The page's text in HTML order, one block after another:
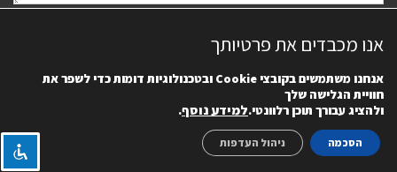
הפרטיותשל האתר. ידוע לי שאוכל לבטל את הרישום בכל עת.
אנו מכבדים את פרטיותך
אנחנו משתמשים בקובציCookie ובטכנולוגיות דומות כדי לשפר את
חוויית הגלישה שלך
ולהציג עבורך תוכן רלוונטי.למידע נוסף.
הסכמה ניהול העדפות